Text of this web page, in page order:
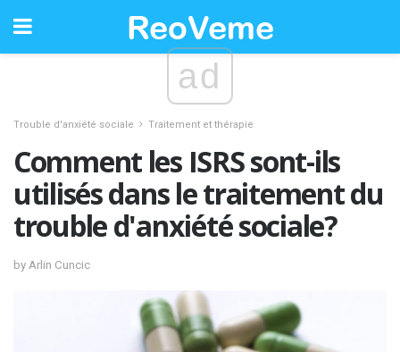
ad
Trouble d'anxiété sociale Traitement et thérapie
Comment les ISRS sont-ils
utilisés dans le traitement du
trouble d'anxiété sociale?
by Arlin Cuncic